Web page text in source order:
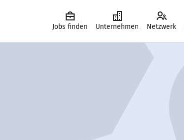
Jobs finden Unternehmen Netzwerk